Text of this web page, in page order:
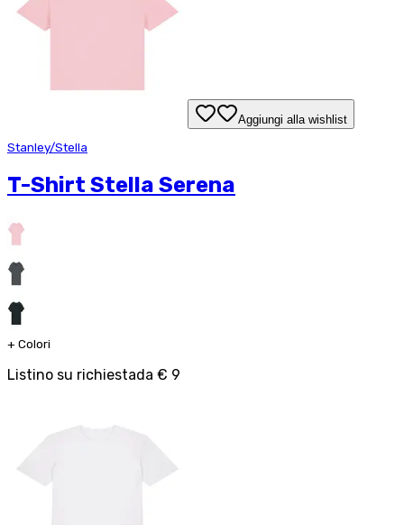
Aggiungi alla wishlist
Stanley/Stella
T-Shirt Stella Serena
+ Colori
Listino su richiestada € 9